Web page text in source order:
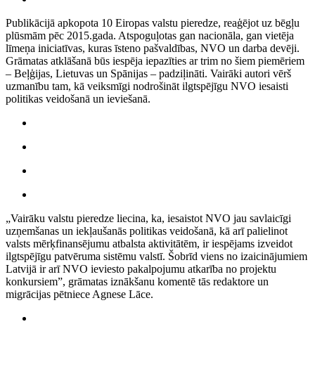
Publikācijā apkopota 10 Eiropas valstu pieredze, reaģējot uz bēgļu
plūsmām pēc 2015.gada. Atspoguļotas gan nacionāla, gan vietēja
līmeņa iniciatīvas, kuras īsteno pašvaldības, NVO un darba devēji.
Grāmatas atklāšanā būs iespēja iepazīties ar trim no šiem piemēriem
– Beļģijas, Lietuvas un Spānijas – padziļināti. Vairāki autori vērš
uzmanību tam, kā veiksmīgi nodrošināt ilgtspējīgu NVO iesaisti
politikas veidošanā un ieviešanā.
„Vairāku valstu pieredze liecina, ka, iesaistot NVO jau savlaicīgi
uzņemšanas un iekļaušanās politikas veidošanā, kā arī palielinot
valsts mērķfinansējumu atbalsta aktivitātēm, ir iespējams izveidot
ilgtspējīgu patvēruma sistēmu valstī. Šobrīd viens no izaicinājumiem
Latvijā ir arī NVO ieviesto pakalpojumu atkarība no projektu
konkursiem”, grāmatas iznākšanu komentē tās redaktore un
migrācijas pētniece Agnese Lāce.